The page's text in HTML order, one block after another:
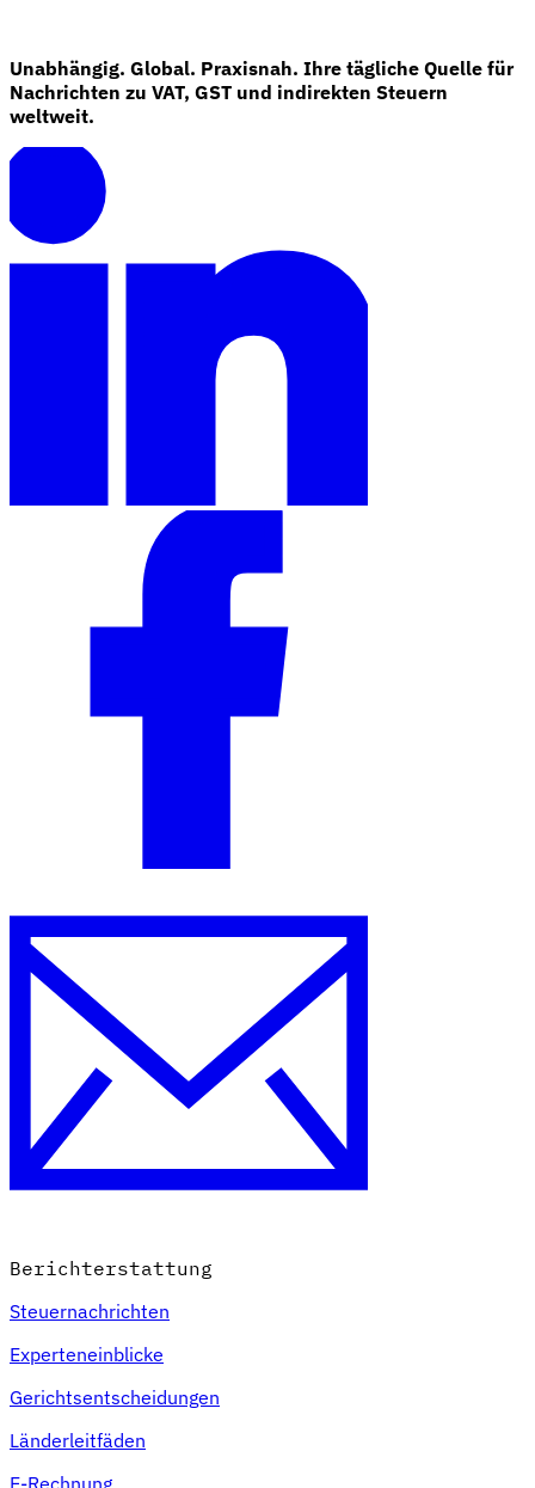
Unabhängig. Global. Praxisnah. Ihre tägliche Quelle für
Nachrichten zu VAT, GST und indirekten Steuern
weltweit.
Berichterstattung
Steuernachrichten
Experteneinblicke
Gerichtsentscheidungen
Länderleitfäden
E-Rechnung